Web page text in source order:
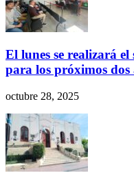
El lunes se realizará
para los próximos dos
octubre 28, 2025